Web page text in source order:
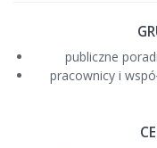
publiczne
pracownicy i